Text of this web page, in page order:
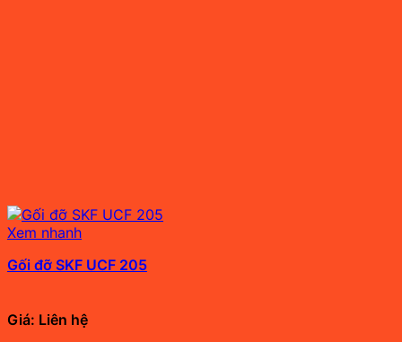
Xem nhanh
Gối đỡ SKF UCF 205
Giá: Liên hệ